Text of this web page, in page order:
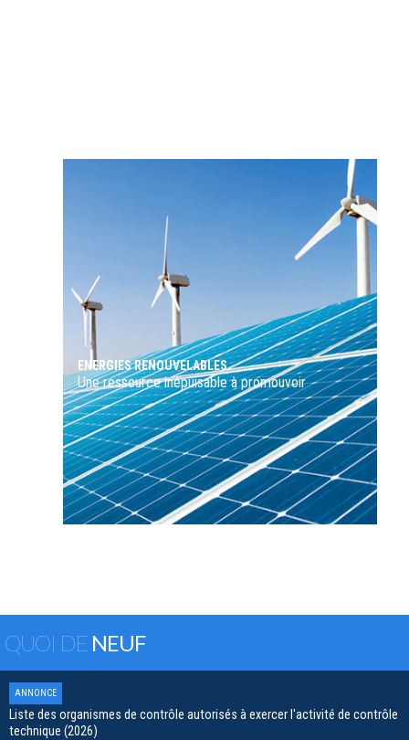
DÉCOUVRIR
ENERGIES RENOUVELABLES
Une ressource inépuisable à promouvoir
QUOI DE NEUF
ANNONCE
Liste des organismes de contrôle autorisés à exercer l'activité de contrôle
technique (2026)